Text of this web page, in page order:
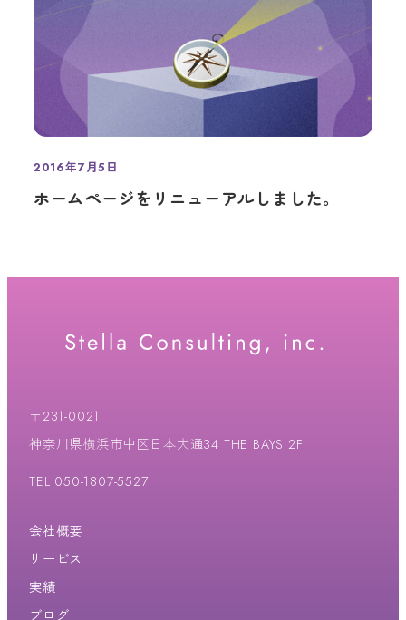
ホームページをリニューアルしました。
2016年7月5日
〒231-0021
神奈川県横浜市中区日本大通34 THE BAYS 2F
TEL 050-1807-5527
会社概要
サービス
実績
ブログ